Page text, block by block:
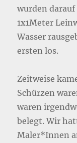
wurden
1x1Meter
Wasser
ersten los.
Zeitweise
Schürzen
waren
belegt. Wir
Maler*Innen